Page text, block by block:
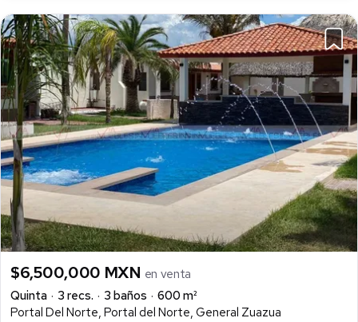
$6,500,000 MXN en venta
Quinta
3 recs. 3 baños
600 m²
Portal Del Norte, Portal del Norte, General Zuazua